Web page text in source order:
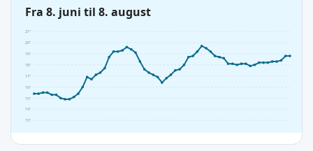
Fra 8. juni til 8. august
13°
14°
15°
16°
17°
18°
19°
20°
21°